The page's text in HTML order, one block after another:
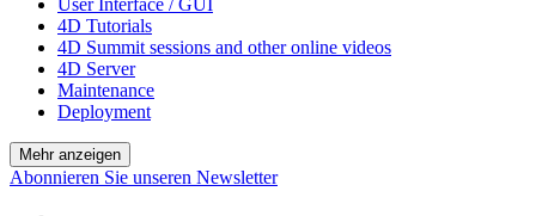
User Interface / GUI
4D Tutorials
4D Summit sessions and other online videos
4D Server
Maintenance
Deployment
Mehr anzeigen
Abonnieren Sie unseren Newsletter